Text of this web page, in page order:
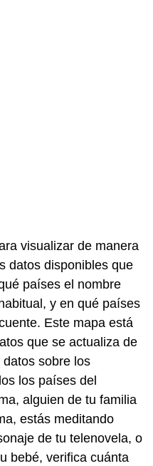
visualizar de manera
datos disponibles que
países el nombre
y en qué países
Este mapa está
que se actualiza de
sobre los
los países del
alguien de tu familia
estás meditando
de tu telenovela, o
bebé, verifica cuánta